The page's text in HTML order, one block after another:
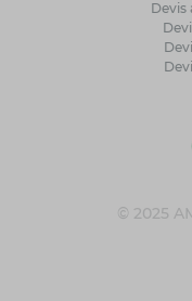
Devis
© 2025